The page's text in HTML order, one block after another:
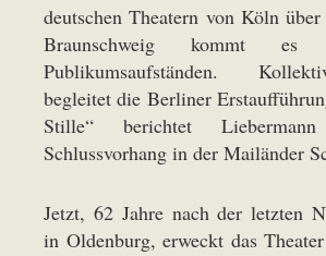
deutschen Theatern von Köln
Braunschweig kommt
Publikumsaufständen.
begleitet die Berliner
Stille“ berichtet
Schlussvorhang in der Mailänder
Jetzt, 62 Jahre nach der letzten
in Oldenburg, erweckt das